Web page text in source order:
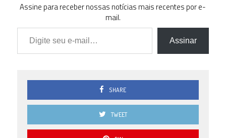
Assine para receber nossas notícias mais recentes por e-
mail.
Digite seu e-mail…
Assinar
SHARE
TWEET